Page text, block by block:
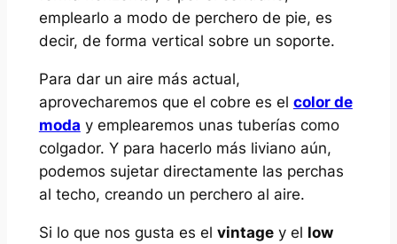
emplearlo a modo de perchero de pie, es
decir, de forma vertical sobre un soporte.
Para dar un aire más actual,
aprovecharemos que el cobre es el color de
moda y emplearemos unas tuberías como
colgador. Y para hacerlo más liviano aún,
podemos sujetar directamente las perchas
al techo, creando un perchero al aire.
Si lo que nos gusta es el vintagey el low